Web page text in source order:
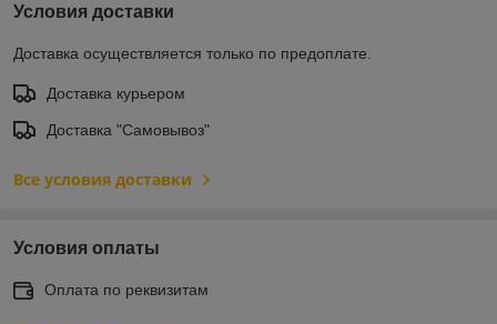
Условия доставки
Доставка осуществляется только по предоплате.
Доставка курьером
Доставка "Самовывоз"
Все условия доставки
Условия оплаты
Оплата по реквизитам